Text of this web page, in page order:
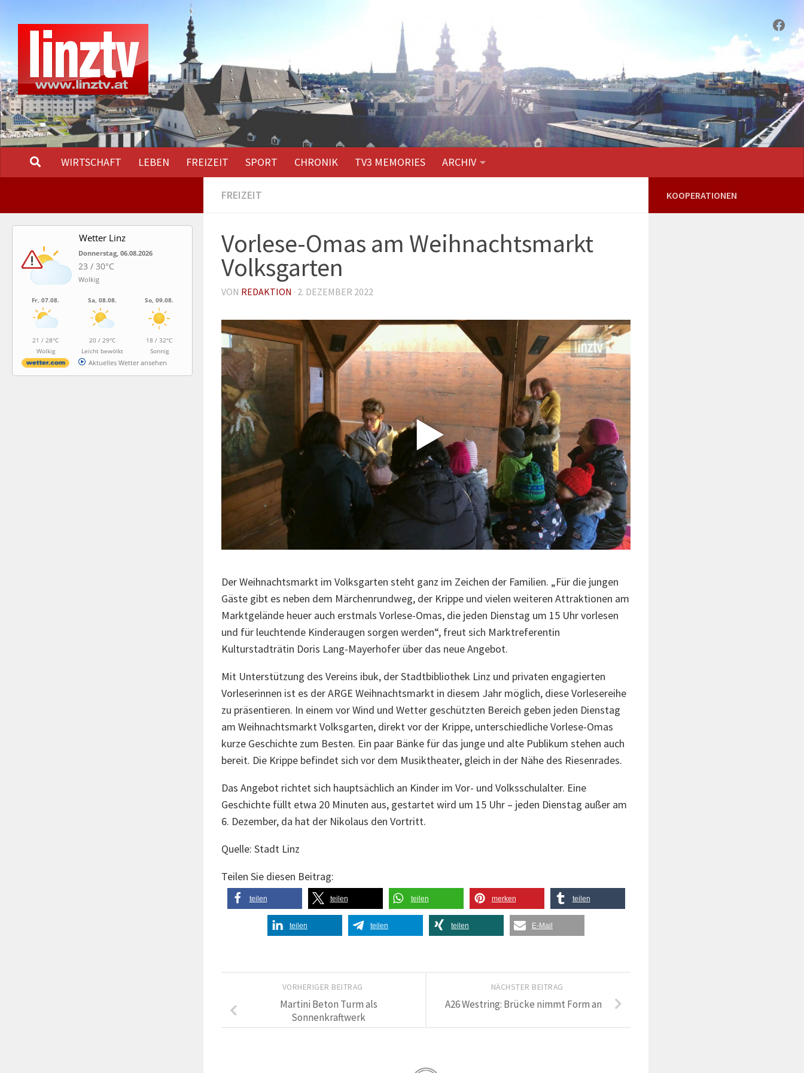
WIRTSCHAFT LEBEN FREIZEIT SPORT CHRONIK TV3 MEMORIES ARCHIV
FREIZEIT
Vorlese-Omas am Weihnachtsmarkt
Volksgarten
VON REDAKTION · 2. DEZEMBER 2022
Der Weihnachtsmarkt im Volksgarten steht ganz im Zeichen der Familien. „Für die jungen
Gäste gibt es neben dem Märchenrundweg, der Krippe und vielen weiteren Attraktionen am
Marktgelände heuer auch erstmals Vorlese-Omas, die jeden Dienstag um 15 Uhr vorlesen
und für leuchtende Kinderaugen sorgen werden“, freut sich Marktreferentin
Kulturstadträtin Doris Lang-Mayerhofer über das neue Angebot.
Mit Unterstützung des Vereins ibuk, der Stadtbibliothek Linz und privaten engagierten
Vorleserinnen ist es der ARGE Weihnachtsmarkt in diesem Jahr möglich, diese Vorlesereihe
zu präsentieren. In einem vor Wind und Wetter geschützten Bereich geben jeden Dienstag
am Weihnachtsmarkt Volksgarten, direkt vor der Krippe, unterschiedliche Vorlese-Omas
kurze Geschichte zum Besten. Ein paar Bänke für das junge und alte Publikum stehen auch
bereit. Die Krippe befindet sich vor dem Musiktheater, gleich in der Nähe des Riesenrades.
Das Angebot richtet sich hauptsächlich an Kinder im Vor- und Volksschulalter. Eine
Geschichte füllt etwa 20 Minuten aus, gestartet wird um 15 Uhr – jeden Dienstag außer am
6. Dezember, da hat der Nikolaus den Vortritt.
Quelle: Stadt Linz
Teilen Sie diesen Beitrag:
teilen teilen teilen merken teilen
teilen teilen teilen E-Mail
NÄCHSTER BEITRAG
A26 Westring: Brücke nimmt Form an
VORHERIGER BEITRAG
Martini Beton Turm als
Sonnenkraftwerk
Wetter Linz
Donnerstag, 06.08.2026
23 / 30°C
Wolkig
Fr, 07.08.
21 / 28°C
Wolkig
Sa, 08.08.
20 / 29°C
Leicht bewölkt
So, 09.08.
18 / 32°C
Sonnig
Aktuelles Wetter ansehen
KOOPERATIONEN